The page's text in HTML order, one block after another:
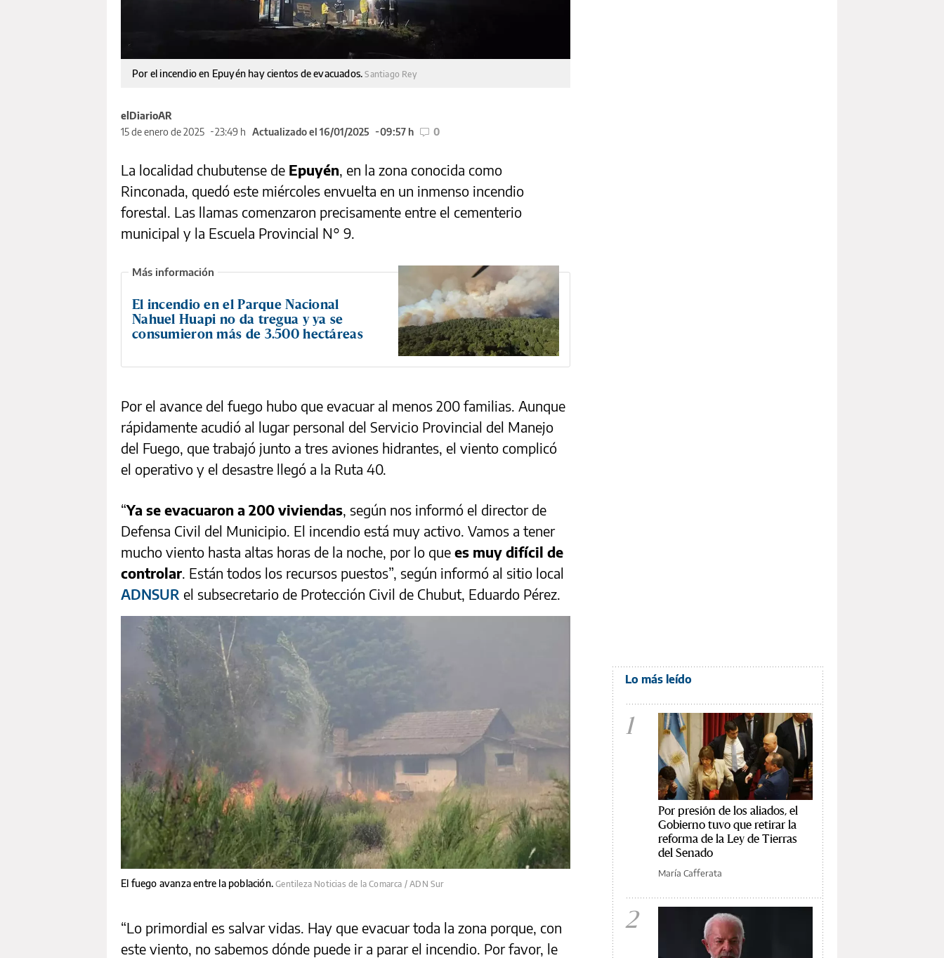
Por el incendio en Epuyén hay cientos de evacuados.Santiago Rey
elDiarioAR
15 de enero de 2025
23:49 h Actualizado el 16/01/2025 09:57 h 0
La localidad chubutense de Epuyén, en la zona conocida como
Rinconada, quedó este miércoles envuelta en un inmenso incendio
forestal. Las llamas comenzaron precisamente entre el cementerio
municipal y la Escuela Provincial N° 9.
El incendio en el Parque Nacional
Nahuel Huapi no da tregua y ya se
consumieron más de 3.500 hectáreas
Por el avance del fuego hubo que evacuar al menos 200 familias. Aunque
rápidamente acudió al lugar personal del Servicio Provincial del Manejo
del Fuego, que trabajó junto a tres aviones hidrantes, el viento complicó
el operativo y el desastre llegó a la Ruta 40.
“Ya se evacuaron a 200 viviendas, según nos informó el director de
Defensa Civil del Municipio. El incendio está muy activo. Vamos a tener
mucho viento hasta altas horas de la noche, por lo que es muy difícil de
controlar. Están todos los recursos puestos”, según informó al sitio local
ADNSUR el subsecretario de Protección Civil de Chubut, Eduardo Pérez.
El fuego avanza entre la población.Gentileza Noticias de la Comarca / ADN Sur
“Lo primordial es salvar vidas. Hay que evacuar toda la zona porque, con
este viento, no sabemos dónde puede ir a parar el incendio. Por favor, le
Lo más leído
1
Por presión de los aliados, el
Gobierno tuvo que retirar la
reforma de la Ley de Tierras
del Senado
María Cafferata
2